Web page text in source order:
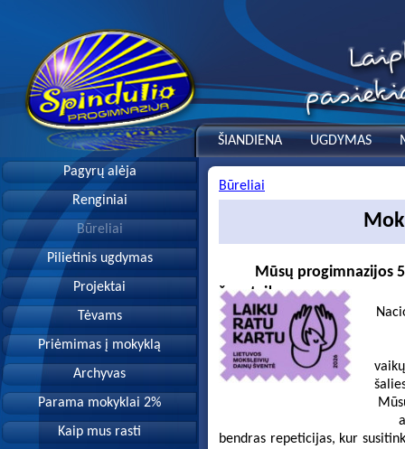
ŠIANDIENA UGDYMAS
Pagyrų alėja
Renginiai
Būreliai
Pilietinis ugdymas
Projektai
Tėvams
Priėmimas į mokyklą
Archyvas
Parama mokyklai 2%
Kaip mus rasti
Būreliai
Mūsų progimnazijos
šventei!
Nacionalinė M. K.
„Ugnelė“ ir
Lietuvos
vaikų chorą 2026 m.
šalies
Mūsų mokyklai
aktyviai ruošiasi
bendras repeticijas, kur